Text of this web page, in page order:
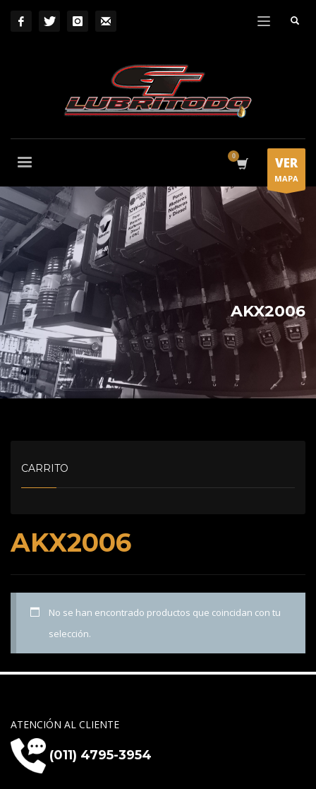
VER
MAPA
AKX2006
AKX2006
No se han encontrado productos que coincidan con tu
selección.
CARRITO
ATENCIÓN AL CLIENTE
(011) 4795-3954